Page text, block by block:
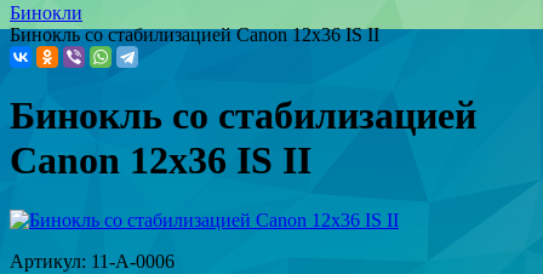
Бинокли
Бинокль со стабилизацией Canon 12x36 IS II
Бинокль со стабилизацией
Canon 12x36 IS II
Артикул: 11-А-0006